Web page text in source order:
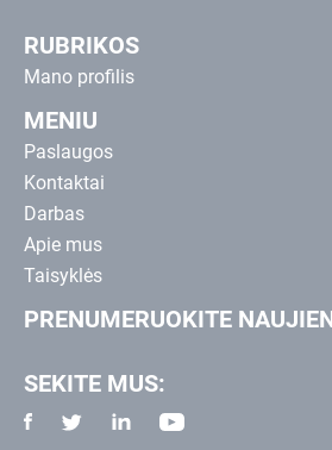
RUBRIKOS
Mano profilis
MENIU
Paslaugos
Kontaktai
Darbas
Apie mus
Taisyklės
PRENUMERUOKITE
SEKITE MUS: